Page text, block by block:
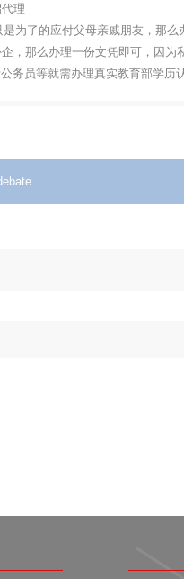
理
为了的应付父母亲戚朋友，那
，那么办理一份文凭即可，因
务员等就需办理真实教育部学历